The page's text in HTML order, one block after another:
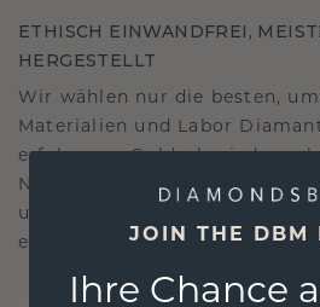
ETHISCH EINWANDFREI,
HERGESTELLT
Wir wählen nur die besten,
Materialien und Labor
erfahrenen Goldschmiede
Nachhaltigkeit mit
und stellen so sicher, dass Ihr
ethisch wie exquisit ist.
JOIN THE DBM
Ihre Chance